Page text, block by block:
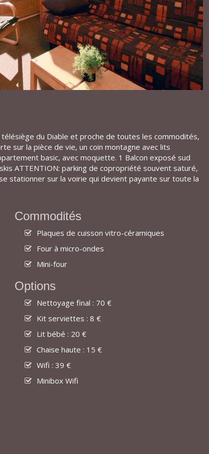
du Diable et proche de toutes les commodités,
sur la pièce de vie, un coin montagne avec lits
basic, avec moquette. 1 Balcon exposé sud
ATTENTION: parking de copropriété souvent saturé,
stationner sur la voirie qui devient payante sur toute la
Commodités
Plaques de cuisson vitro-céramiques
Four à micro-ondes
Mini-four
Options
Nettoyage final : 70 €
Kit serviettes : 8 €
Lit bébé : 20 €
Chaise haute : 15 €
Wifi : 39 €
Minibox Wifi